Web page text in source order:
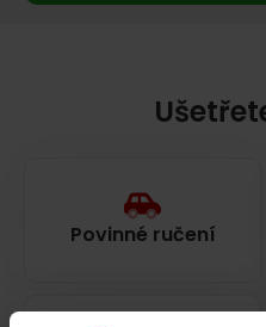
Povinné ručení